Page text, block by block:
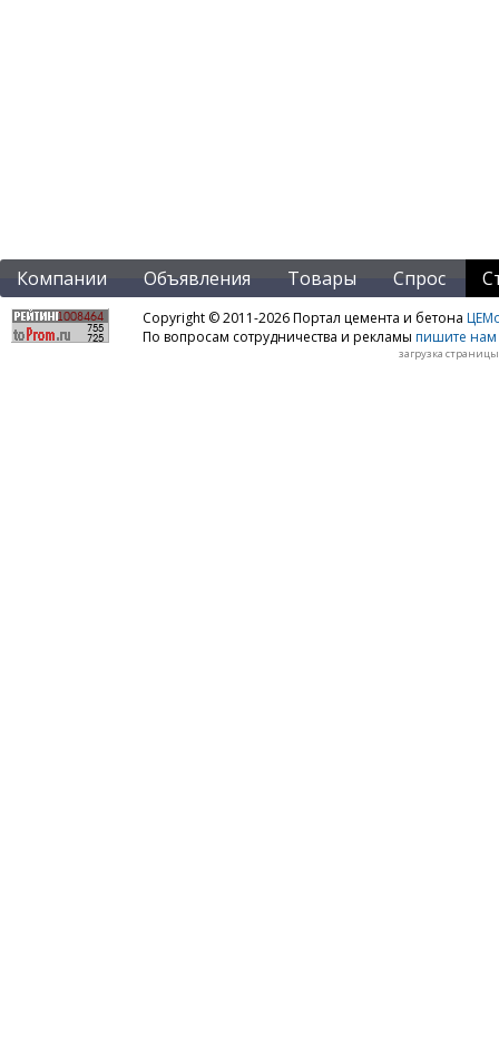
Компании Объявления Товары Спрос
Copyright © 2011-2026 Портал цемента и бетона
По вопросам сотрудничества и рекламы пишите нам
загрузка